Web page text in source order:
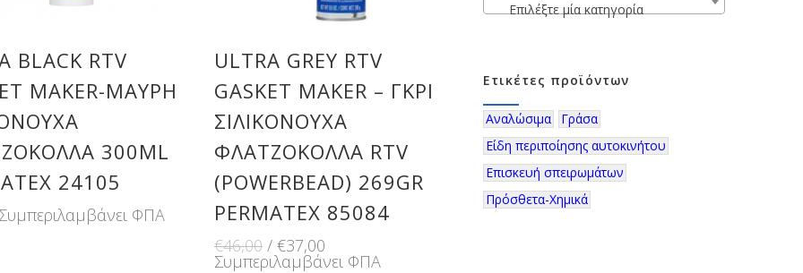
BLACK RTV
MAKER-ΜΑΎΡΗ
300ML
24105
Συμπεριλαμβάνει ΦΠΑ
ULTRA GREY RTV
GASKET MAKER – ΓΚΡΙ
ΣΙΛΙΚΟΝΟΎΧΑ
ΦΛΑΤΖΌΚΟΛΛΑ RTV
(POWERBEAD) 269GR
PERMATEX 85084
€46,00Original
price
€37,00
τρέχουσα
Συμπεριλαμβάνει ΦΠΑ
Επιλέξτε μία κατηγορία
Ετικέτες προϊόντων
Αναλώσιμα
Γράσα
Είδη περιποίησης αυτοκινήτου
Επισκευή σπειρωμάτων
Πρόσθετα-Χημικά